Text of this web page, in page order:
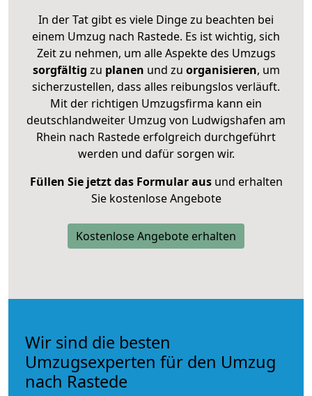
In der Tat gibt es viele Dinge zu beachten bei
einem Umzug nach Rastede. Es ist wichtig, sich
Zeit zu nehmen, um alle Aspekte des Umzugs
sorgfältig zu planen und zu organisieren, um
sicherzustellen, dass alles reibungslos verläuft.
Mit der richtigen Umzugsfirma kann ein
deutschlandweiter Umzug von Ludwigshafen am
Rhein nach Rastede erfolgreich durchgeführt
werden und dafür sorgen wir.
Füllen Sie jetzt das Formular ausund erhalten
Sie kostenlose Angebote
Kostenlose Angebote erhalten
Wir sind die besten
Umzugsexperten für den Umzug
nach Rastede